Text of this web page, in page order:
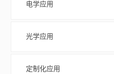
电学应用
光学应用
定制化应用